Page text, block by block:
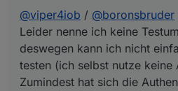
der URL mit zu übergeben.
anders um.
müsste eigentlich ein
funktionieren.
@viper4iob / @boronsbruder
Leider nenne ich keine
deswegen kann ich nicht
testen (ich selbst nutze keine
Zumindest hat sich die